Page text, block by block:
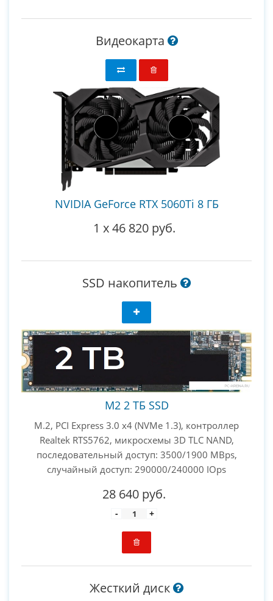
Видеокарта
NVIDIA GeForce RTX 5060Ti 8 ГБ
1 x46 820 руб.
SSD накопитель
M2 2 ТБ SSD
M.2, PCI Express 3.0 x4 (NVMe 1.3), контроллер
Realtek RTS5762, микросхемы 3D TLC NAND,
последовательный доступ: 3500/1900 MBps,
случайный доступ: 290000/240000 IOps
28 640 руб.
- +
Жесткий диск